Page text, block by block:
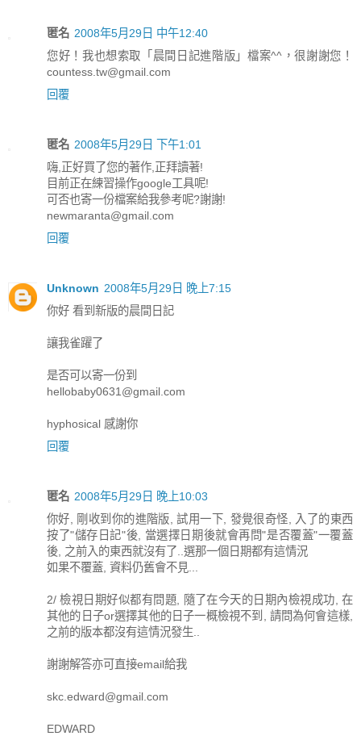
匿名 2008年5月29日 中午12:40
您好！我也想索取「晨間日記進階版」檔案^^，很謝謝您！
countess.tw@gmail.com
回覆
匿名 2008年5月29日 下午1:01
嗨,正好買了您的著作,正拜讀著!
目前正在練習操作google工具呢!
可否也寄一份檔案給我參考呢?謝謝!
newmaranta@gmail.com
回覆
Unknown 2008年5月29日 晚上7:15
你好 看到新版的晨間日記
讓我雀躍了
是否可以寄一份到
hellobaby0631@gmail.com
hyphosical 感謝你
回覆
匿名 2008年5月29日 晚上10:03
你好, 剛收到你的進階版, 試用一下, 發覺很奇怪, 入了的東西
按了"儲存日記"後, 當選擇日期後就會再問"是否覆蓋"一覆蓋
後, 之前入的東西就沒有了..選那一個日期都有這情況
如果不覆蓋, 資料仍舊會不見...
2/ 檢視日期好似都有問題, 隨了在今天的日期內檢視成功, 在
其他的日子or選擇其他的日子一概檢視不到, 請問為何會這樣,
之前的版本都沒有這情況發生..
謝謝解答亦可直接email給我
skc.edward@gmail.com
EDWARD